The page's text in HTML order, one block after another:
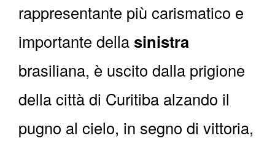
rappresentante più carismatico e
importante dellasinistra
brasiliana, è uscito dalla prigione
della città di Curitiba alzando il
pugno al cielo, in segno di vittoria,